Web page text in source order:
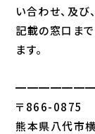
い合わせ、及び
記載の窓口ま
ます。
〒866-0875
熊本県八代市